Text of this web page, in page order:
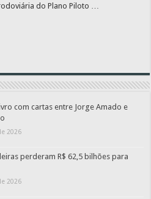
do Plano Piloto …
com cartas entre Jorge Amado e
2026
perderam R$ 62,5 bilhões para
2026